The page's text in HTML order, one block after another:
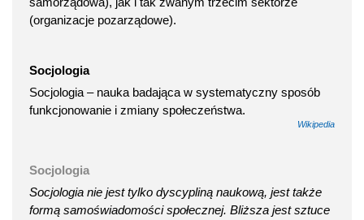
(organizacje pozarządowe).
Socjologia
Socjologia – nauka badająca w systematyczny sposób
funkcjonowanie i zmiany społeczeństwa.
Wikipedia
Socjologia
Socjologia nie jest tylko dyscypliną naukową, jest także
formą samoświadomości społecznej. Bliższa jest sztuce